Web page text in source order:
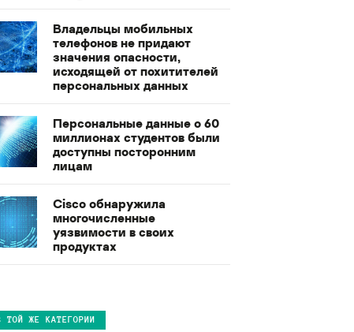
Владельцы мобильных
телефонов не придают
значения опасности,
исходящей от похитителей
персональных данных
Персональные данные о 60
миллионах студентов были
доступны посторонним
лицам
Cisco обнаружила
многочисленные
уязвимости в своих
продуктах
ТОЙ ЖЕ КАТЕГОРИИ